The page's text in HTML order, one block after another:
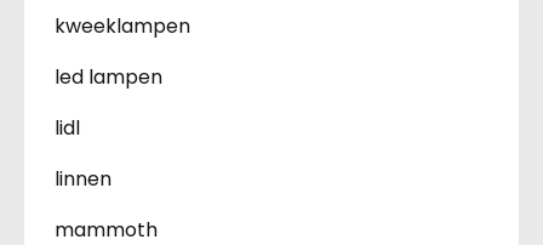
kweeklampen
led lampen
lidl
linnen
mammoth